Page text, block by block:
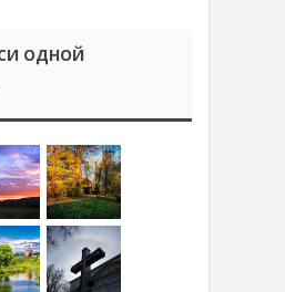
ОДНОЙ